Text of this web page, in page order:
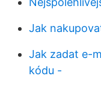
Jak
Jak zadat e-
kódu -